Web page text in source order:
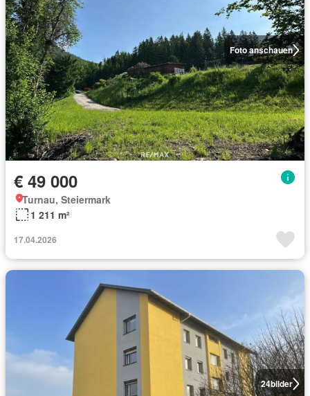
Foto anschauen
€ 49 000
Turnau, Steiermark
1 211 m²
17.04.2026
24bilder